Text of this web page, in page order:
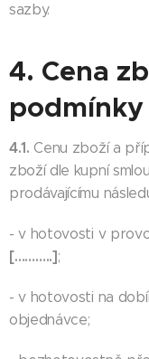
sazby.
4. Cena
podmínky
4.1. Cenu zboží a
zboží dle kupní
prodávajícímu
- v hotovosti v
[………..];
- v hotovosti na
objednávce;